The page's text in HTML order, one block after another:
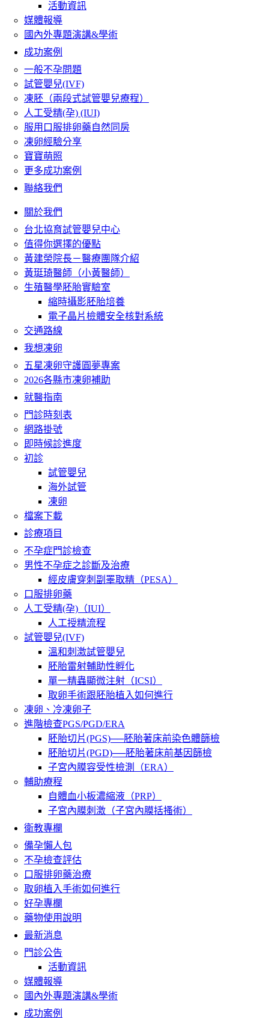
活動資訊
媒體報導
國內外專題演講&學術
成功案例
一般不孕問題
試管嬰兒(IVF)
凍胚（兩段式試管嬰兒療程）
人工受精(孕) (IUI)
服用口服排卵藥自然同房
凍卵經驗分享
寶寶萌照
更多成功案例
聯絡我們
關於我們
台北協育試管嬰兒中心
值得你選擇的優點
黃建榮院長－醫療團隊介紹
黃珽琦醫師（小黃醫師）
生殖醫學胚胎實驗室
縮時攝影胚胎培養
電子晶片檢體安全核對系統
交通路線
我想凍卵
五星凍卵守護圓夢專案
2026各縣市凍卵補助
就醫指南
門診時刻表
網路掛號
即時候診進度
初診
試管嬰兒
海外試管
凍卵
檔案下載
診療項目
不孕症門診檢查
男性不孕症之診斷及治療
經皮膚穿刺副睪取精（PESA）
口服排卵藥
人工受精(孕)（IUI）
人工授精流程
試管嬰兒(IVF)
溫和刺激試管嬰兒
胚胎雷射輔助性孵化
單一精蟲顯微注射（ICSI）
取卵手術跟胚胎植入如何進行
凍卵、冷凍卵子
進階檢查PGS/PGD/ERA
胚胎切片(PGS)──胚胎著床前染色體篩檢
胚胎切片(PGD)──胚胎著床前基因篩檢
子宮內膜容受性檢測（ERA）
輔助療程
自體血小板濃縮液（PRP）
子宮內膜刺激（子宮內膜括搔術）
衛教專欄
備孕懶人包
不孕檢查評估
口服排卵藥治療
取卵植入手術如何進行
好孕專欄
藥物使用說明
最新消息
門診公告
活動資訊
媒體報導
國內外專題演講&學術
成功案例